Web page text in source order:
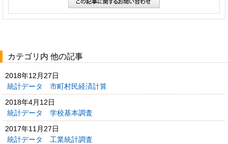
カテゴリ内 他の記事
2018年12月27日
統計データ 市町村民経済計算
2018年4月12日
統計データ 学校基本調査
2017年11月27日
統計データ 工業統計調査